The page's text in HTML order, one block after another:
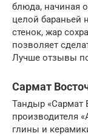
блюда, начиная
целой бараньей
стенок, жар
позволяет
Лучше отзывы
Сармат
Тандыр «Сармат
производителя
глины и